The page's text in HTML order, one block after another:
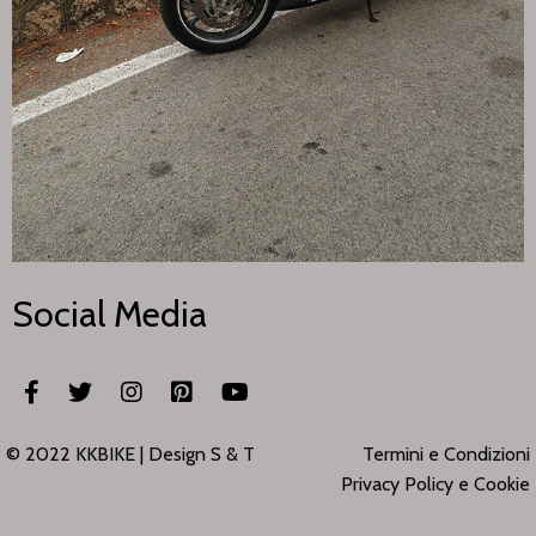
Social Media
© 2022 KKBIKE | Design S & T
Termini e Condizioni
Privacy Policy e Cookie